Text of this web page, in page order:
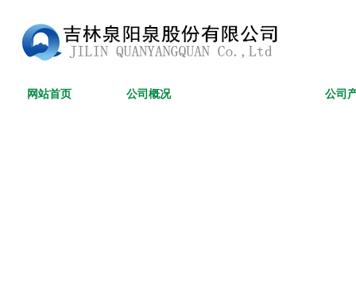
网站首页 公司概况 公司